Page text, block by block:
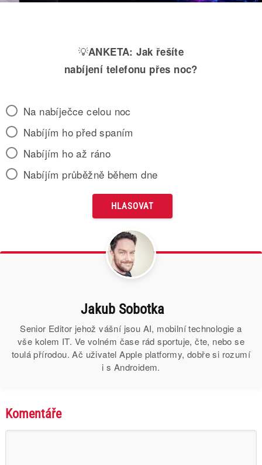
💡ANKETA: Jak řešíte
nabíjení telefonu přes noc?
Na nabíječce celou noc
Nabíjím ho před spaním
Nabíjím ho až ráno
Nabíjím průběžně během dne
Jakub Sobotka
Senior Editor jehož vášní jsou AI, mobilní technologie a
vše kolem IT. Ve volném čase rád sportuje, čte, nebo se
toulá přírodou. Ač uživatel Apple platformy, dobře si rozumí
i s Androidem.
Komentáře